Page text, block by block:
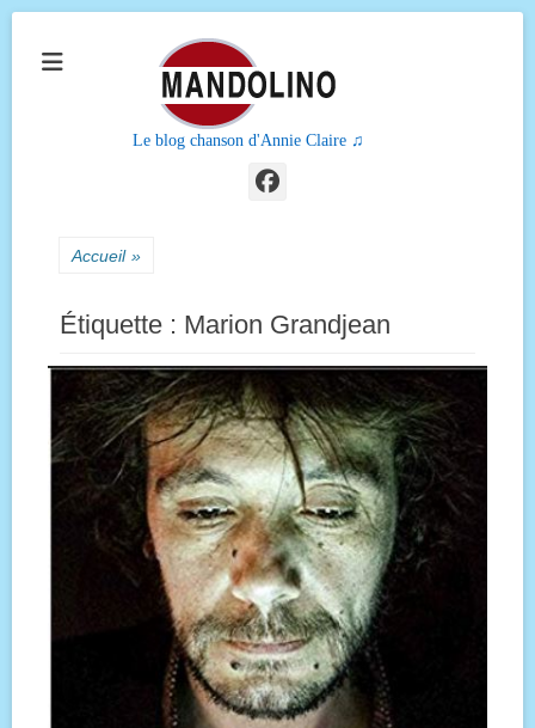
Le blog chanson d'Annie Claire ♫
Facebook
Accueil »
Étiquette : Marion Grandjean